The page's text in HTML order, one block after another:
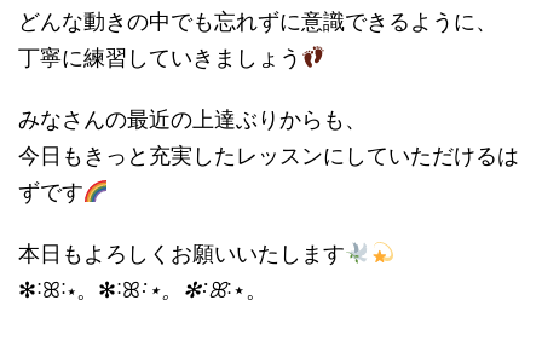
どんな動きの中でも忘れずに意識できるように、
丁寧に練習していきましょう
みなさんの最近の上達ぶりからも、
今日もきっと充実したレッスンにしていただけるは
ずです
本日もよろしくお願いいたします
✻˸ꕤ˸⋆。✻˸ꕤ˸⋆。✻˸ꕤ˸⋆。